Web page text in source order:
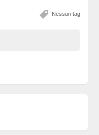
Nessun tag